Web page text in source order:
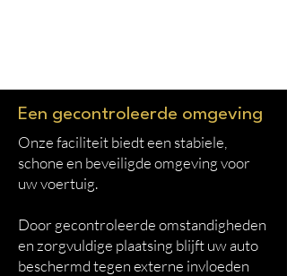
Een gecontroleerde omgeving
Onze faciliteit biedt een stabiele,
schone en beveiligde omgeving voor
uw voertuig.
Door gecontroleerde omstandigheden
en zorgvuldige plaatsing blijft uw auto
beschermd tegen externe invloeden